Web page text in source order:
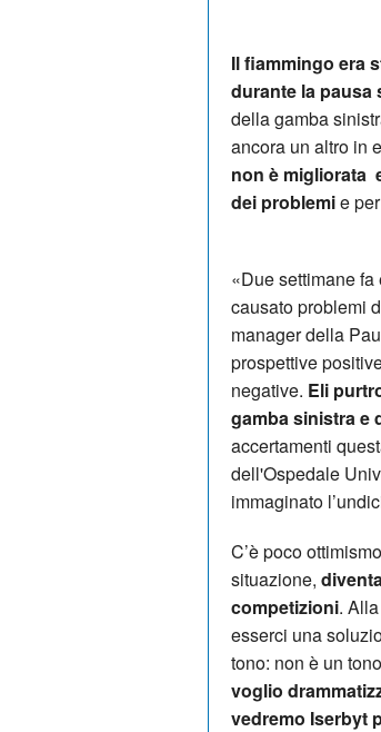
Il fiammingo era
durante la pausa
della gamba
ancora un altro in
non è migliorata
dei problemie
«Due settimane
causato problemi
manager della
prospettive
negative. Eli
gamba sinistra e
accertamenti
dell'Ospedale
immaginato
C’è poco
situazione,
competizioni.
esserci una
tono: non è un
voglio
vedremo Iserbyt